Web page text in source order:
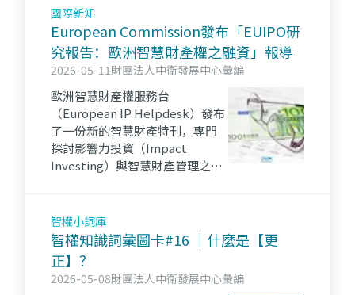
確，是進行專利檢索的重要步
驟。👉點進來看更多～iPKM資源
一把抓！！
國際新知
European Commission發布「EUIPO研
究報告：歐洲智慧財產權之融資」報導
2026-05-11財團法人中衛發展中心彙編
歐洲智慧財產權服務台
（European IP Helpdesk）發布
了一份新的智慧財產特刊，專門
探討影響力投資（Impact
Investing）與智慧財產管理之關
兼具財務回報與正向社會或環境
影響之投資策略。
智權小詞庫
智權知識詞彙圖卡#16 ｜什麼是【更
正】？
2026-05-08財團法人中衛發展中心彙編